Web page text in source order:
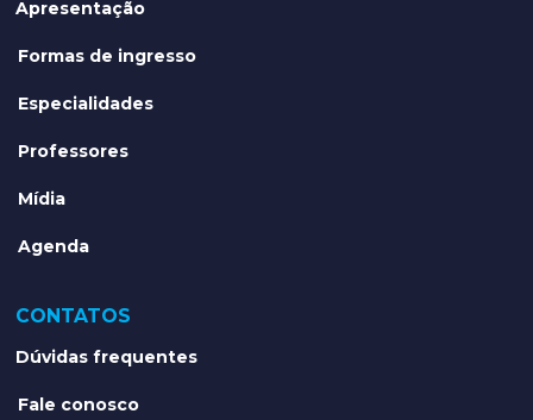
Apresentação
Formas de ingresso
Especialidades
Professores
Mídia
Agenda
CONTATOS
Dúvidas frequentes
Fale conosco